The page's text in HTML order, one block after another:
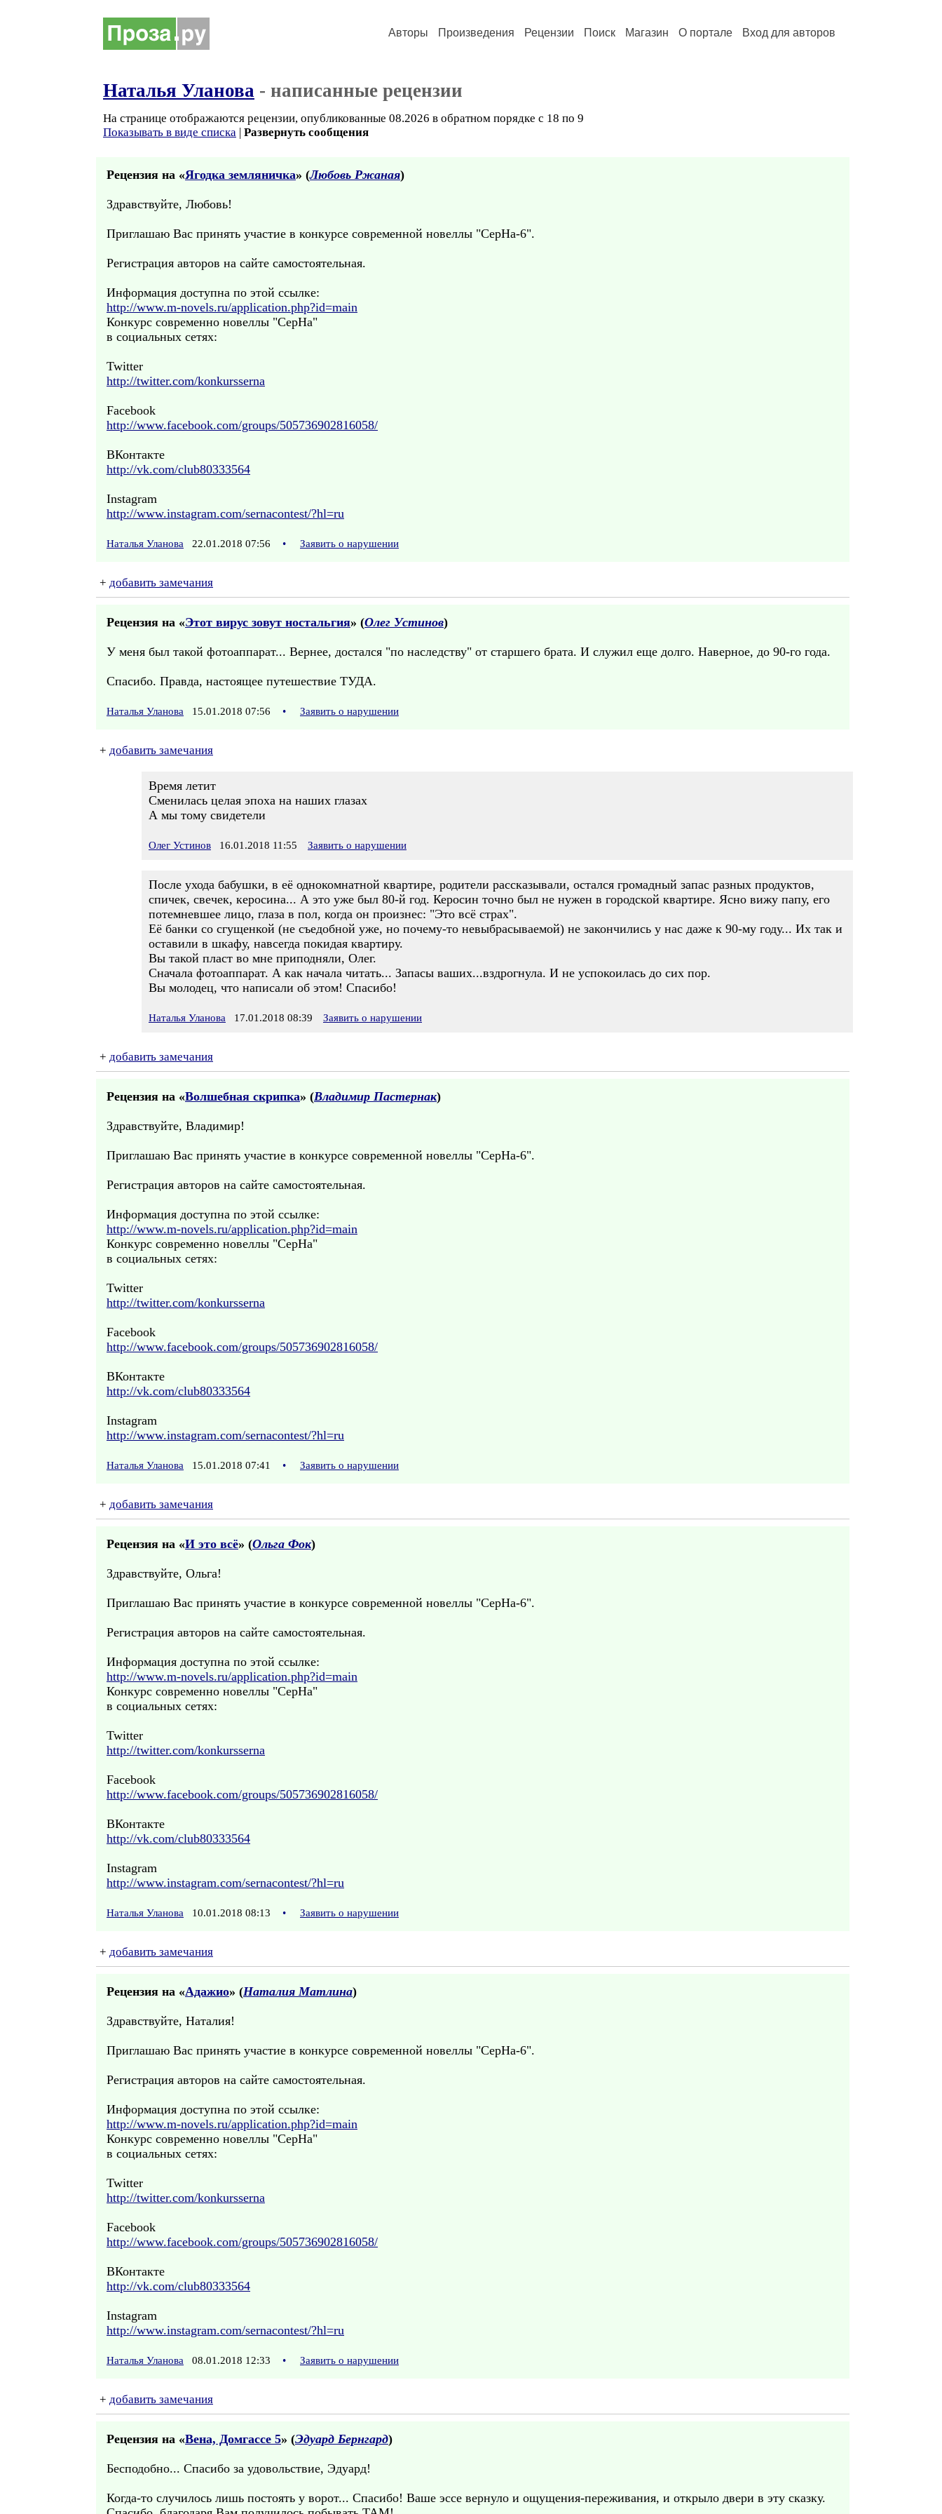
Авторы Произведения Рецензии Поиск Магазин О портале Вход для авторов
Наталья Уланова - написанные рецензии
На странице отображаются рецензии, опубликованные 08.2026 в обратном порядке с 18 по 9
Показывать в виде списка | Развернуть сообщения
Рецензия на «Ягодка земляничка» (Любовь Ржаная)
Здравствуйте, Любовь!
Приглашаю Вас принять участие в конкурсе современной новеллы "СерНа-6".
Регистрация авторов на сайте самостоятельная.
Информация доступна по этой ссылке:
http://www.m-novels.ru/application.php?id=main
Конкурс современно новеллы "СерНа"
в социальных сетях:
Twitter
http://twitter.com/konkursserna
Facebook
http://www.facebook.com/groups/505736902816058/
ВКонтакте
http://vk.com/club80333564
Instagram
http://www.instagram.com/sernacontest/?hl=ru
Наталья Уланова 22.01.2018 07:56 • Заявить о нарушении
+ добавить замечания
Рецензия на «Этот вирус зовут ностальгия» (Олег Устинов)
У меня был такой фотоаппарат... Вернее, достался "по наследству" от старшего брата. И служил еще долго. Наверное, до 90-го года.
Спасибо. Правда, настоящее путешествие ТУДА.
Наталья Уланова 15.01.2018 07:56 • Заявить о нарушении
+ добавить замечания
Время летит
Сменилась целая эпоха на наших глазах
А мы тому свидетели
Олег Устинов 16.01.2018 11:55 Заявить о нарушении
После ухода бабушки, в её однокомнатной квартире, родители рассказывали, остался громадный запас разных продуктов,
спичек, свечек, керосина... А это уже был 80-й год. Керосин точно был не нужен в городской квартире. Ясно вижу папу, его
потемневшее лицо, глаза в пол, когда он произнес: "Это всё страх".
Её банки со сгущенкой (не съедобной уже, но почему-то невыбрасываемой) не закончились у нас даже к 90-му году... Их так и
оставили в шкафу, навсегда покидая квартиру.
Вы такой пласт во мне приподняли, Олег.
Сначала фотоаппарат. А как начала читать... Запасы ваших...вздрогнула. И не успокоилась до сих пор.
Вы молодец, что написали об этом! Спасибо!
Наталья Уланова 17.01.2018 08:39 Заявить о нарушении
+ добавить замечания
Рецензия на «Волшебная скрипка» (Владимир Пастернак)
Здравствуйте, Владимир!
Приглашаю Вас принять участие в конкурсе современной новеллы "СерНа-6".
Регистрация авторов на сайте самостоятельная.
Информация доступна по этой ссылке:
http://www.m-novels.ru/application.php?id=main
Конкурс современно новеллы "СерНа"
в социальных сетях:
Twitter
http://twitter.com/konkursserna
Facebook
http://www.facebook.com/groups/505736902816058/
ВКонтакте
http://vk.com/club80333564
Instagram
http://www.instagram.com/sernacontest/?hl=ru
Наталья Уланова 15.01.2018 07:41 • Заявить о нарушении
+ добавить замечания
Рецензия на «И это всё» (Ольга Фок)
Здравствуйте, Ольга!
Приглашаю Вас принять участие в конкурсе современной новеллы "СерНа-6".
Регистрация авторов на сайте самостоятельная.
Информация доступна по этой ссылке:
http://www.m-novels.ru/application.php?id=main
Конкурс современно новеллы "СерНа"
в социальных сетях:
Twitter
http://twitter.com/konkursserna
Facebook
http://www.facebook.com/groups/505736902816058/
ВКонтакте
http://vk.com/club80333564
Instagram
http://www.instagram.com/sernacontest/?hl=ru
Наталья Уланова 10.01.2018 08:13 • Заявить о нарушении
+ добавить замечания
Рецензия на «Адажио» (Наталия Матлина)
Здравствуйте, Наталия!
Приглашаю Вас принять участие в конкурсе современной новеллы "СерНа-6".
Регистрация авторов на сайте самостоятельная.
Информация доступна по этой ссылке:
http://www.m-novels.ru/application.php?id=main
Конкурс современно новеллы "СерНа"
в социальных сетях:
Twitter
http://twitter.com/konkursserna
Facebook
http://www.facebook.com/groups/505736902816058/
ВКонтакте
http://vk.com/club80333564
Instagram
http://www.instagram.com/sernacontest/?hl=ru
Наталья Уланова 08.01.2018 12:33 • Заявить о нарушении
+ добавить замечания
Рецензия на «Вена, Домгассе 5» (Эдуард Бернгард)
Бесподобно... Спасибо за удовольствие, Эдуард!
Когда-то случилось лишь постоять у ворот... Спасибо! Ваше эссе вернуло и ощущения-переживания, и открыло двери в эту сказку.